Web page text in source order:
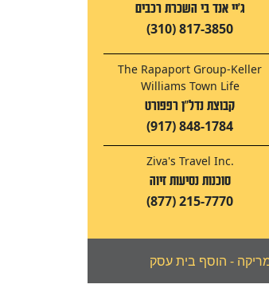
ג'יי אנד בי השכרת רכבים
(310) 817-3850
The Rapaport Group-Keller
Williams Town Life
קבוצת נדל"ן רפפורט
(917) 848-1784
Ziva's Travel Inc.
סוכנות נסיעות זיוה
(877) 215-7770